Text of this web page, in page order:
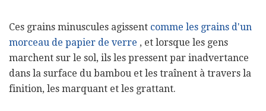
Ces grains minuscules agissent comme les grains d'un
morceau de papier de verre , et lorsque les gens
marchent sur le sol, ils les pressent par inadvertance
dans la surface du bambou et les traînent à travers la
finition, les marquant et les grattant.